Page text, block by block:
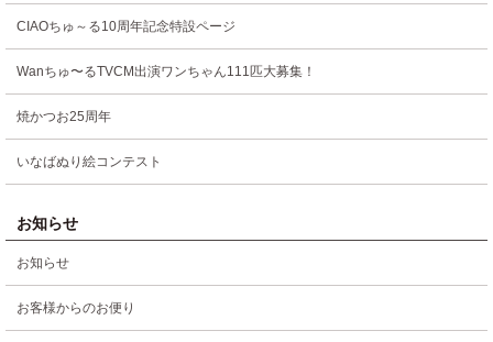
CIAOちゅ～る10周年記念特設ページ
Wanちゅ〜るTVCM出演ワンちゃん111匹大募集！
焼かつお25周年
いなばぬり絵コンテスト
お知らせ
お知らせ
お客様からのお便り